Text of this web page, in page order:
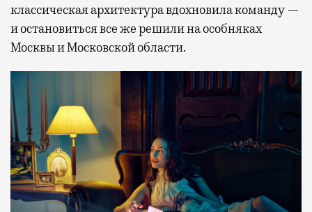
классическая архитектура вдохновила команду —
и остановиться все же решили на особняках
Москвы и Московской области.